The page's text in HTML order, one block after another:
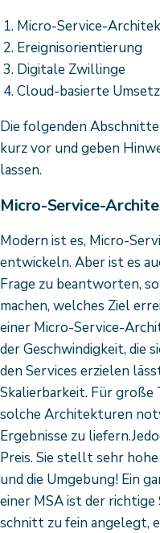
Micro-Service-
Ereignisorientierung
Digitale Zwillinge
Cloud-basierte
Die folgenden
kurz vor und geben
lassen.
Micro-Service-
Modern ist es, Micro-
entwickeln. Aber ist es
Frage zu beantworten,
machen, welches Ziel
einer Micro-Service-
der Geschwindigkeit, die
den Services erzielen
Skalierbarkeit. Für große
solche Architekturen
Ergebnisse zu
Preis. Sie stellt sehr
und die Umgebung! Ein
einer MSA ist der
schnitt zu fein angelegt,